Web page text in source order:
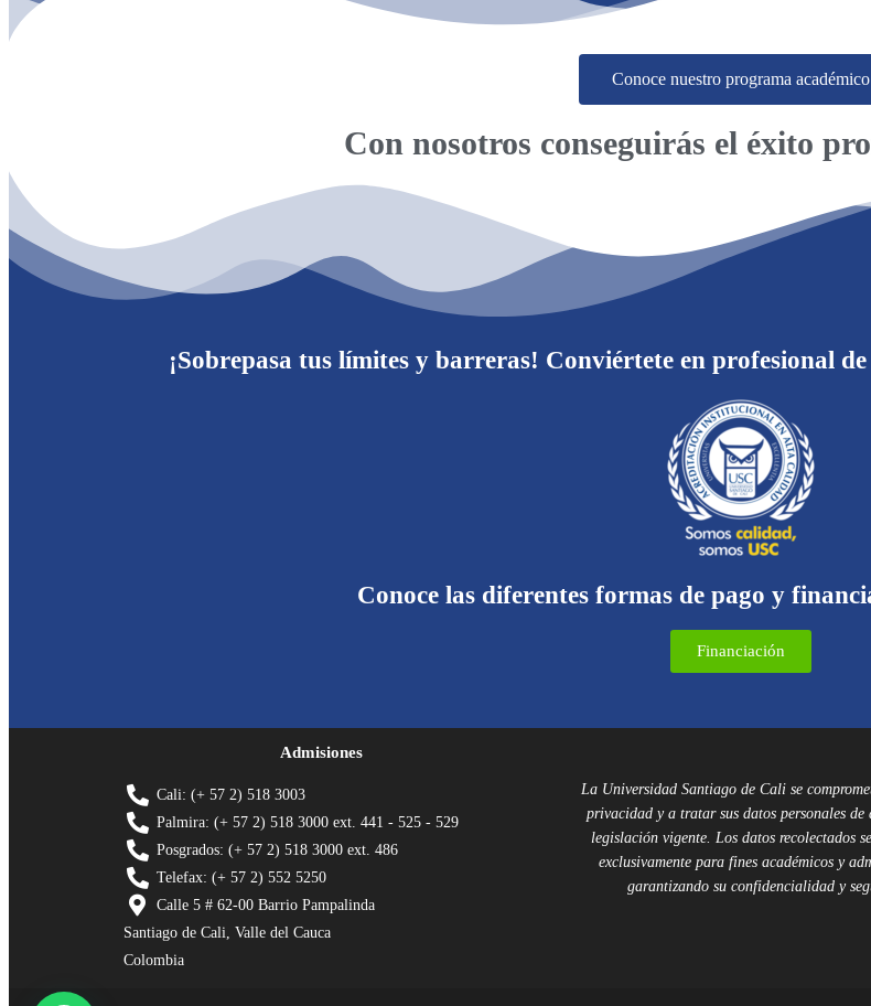
Conoce nuestro programa académico
Con nosotros conseguirás el éxito
¡Sobrepasa tus límites y barreras! Conviértete en profesional
Conoce las diferentes formas de pago y
Financiación
Admisiones
Cali: (+ 57 2) 518 3003
Palmira: (+ 57 2) 518 3000 ext. 441 - 525 - 529
Posgrados: (+ 57 2) 518 3000 ext. 486
Telefax: (+ 57 2) 552 5250
Calle 5 # 62-00 Barrio Pampalinda
Santiago de Cali, Valle del Cauca
Colombia
La Universidad Santiago de Cali se
privacidad y a tratar sus datos personales de
legislación vigente. Los datos recolectados
exclusivamente para fines académicos y
garantizando su confidencialidad y